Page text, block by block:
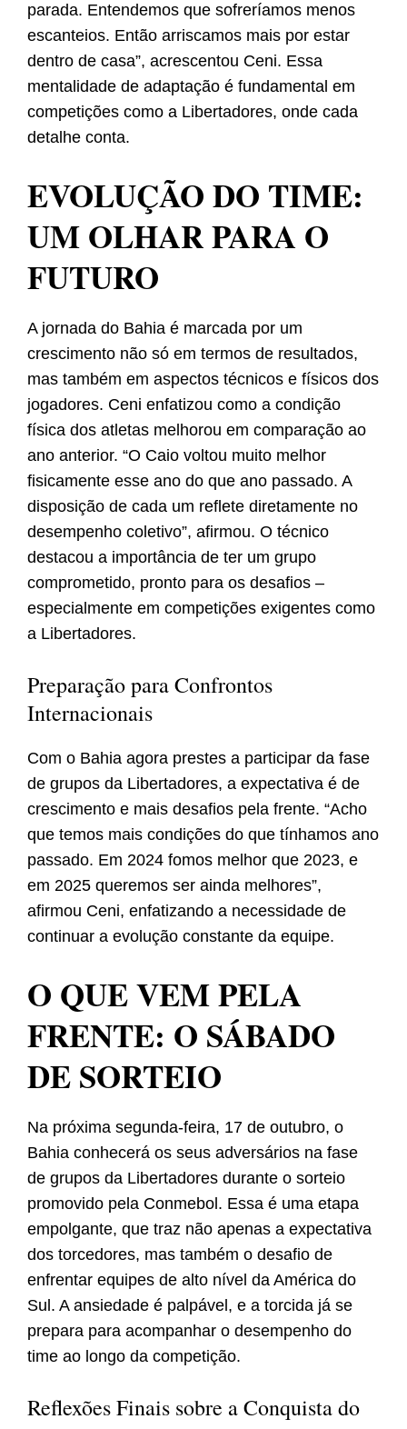
parada. Entendemos que sofreríamos menos
escanteios. Então arriscamos mais por estar
dentro de casa”, acrescentou Ceni. Essa
mentalidade de adaptação é fundamental em
competições como a Libertadores, onde cada
detalhe conta.
EVOLUÇÃO DO TIME:
UM OLHAR PARA O
FUTURO
A jornada do Bahia é marcada por um
crescimento não só em termos de resultados,
mas também em aspectos técnicos e físicos dos
jogadores. Ceni enfatizou como a condição
física dos atletas melhorou em comparação ao
ano anterior. “O Caio voltou muito melhor
fisicamente esse ano do que ano passado. A
disposição de cada um reflete diretamente no
desempenho coletivo”, afirmou. O técnico
destacou a importância de ter um grupo
comprometido, pronto para os desafios –
especialmente em competições exigentes como
a Libertadores.
Preparação para Confrontos
Internacionais
Com o Bahia agora prestes a participar da fase
de grupos da Libertadores, a expectativa é de
crescimento e mais desafios pela frente. “Acho
que temos mais condições do que tínhamos ano
passado. Em 2024 fomos melhor que 2023, e
em 2025 queremos ser ainda melhores”,
afirmou Ceni, enfatizando a necessidade de
continuar a evolução constante da equipe.
O QUE VEM PELA
FRENTE: O SÁBADO
DE SORTEIO
Na próxima segunda-feira, 17 de outubro, o
Bahia conhecerá os seus adversários na fase
de grupos da Libertadores durante o sorteio
promovido pela Conmebol. Essa é uma etapa
empolgante, que traz não apenas a expectativa
dos torcedores, mas também o desafio de
enfrentar equipes de alto nível da América do
Sul. A ansiedade é palpável, e a torcida já se
prepara para acompanhar o desempenho do
time ao longo da competição.
Reflexões Finais sobre a Conquista do